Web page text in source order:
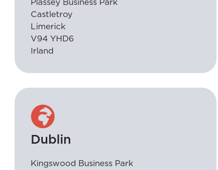
Plassey Business Park
Castletroy
Limerick
V94 YHD6
Irland
Dublin
Kingswood Business Park